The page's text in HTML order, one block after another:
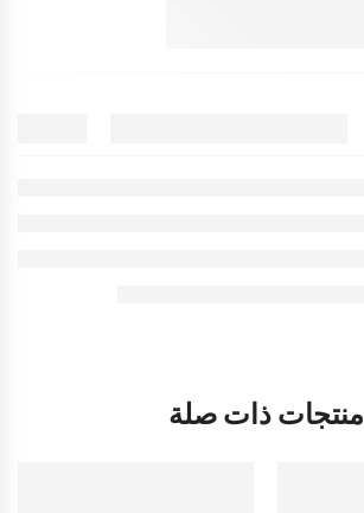
منتجات ذات صلة